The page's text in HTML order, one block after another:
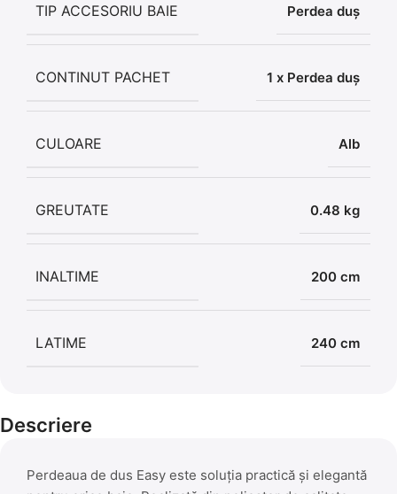
TIP ACCESORIU BAIE Perdea duș
CONTINUT PACHET 1 x Perdea duș
CULOARE Alb
GREUTATE 0.48 kg
INALTIME 200 cm
LATIME 240 cm
Descriere
Perdeaua de dus Easy este soluția practică și elegantă